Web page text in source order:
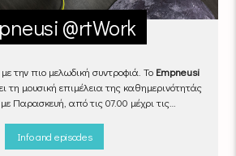
@rtWork
την πιο μελωδική συντροφιά. Το Empneusi
τη μουσική επιμέλεια της καθημερινότητάς
Παρασκευή, από τις 07.00 μέχρι τις
αρμονικά, θυμίζοντάς μας πως δουλειά και
Καθημερινά(Δευτέρα-Παρασκευή)
Info and episodes